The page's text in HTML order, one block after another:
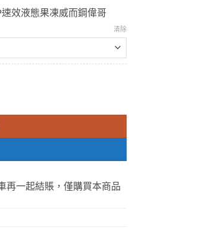
效液態果凍威而鋼偉哥
清除
再一起結賬，僅購買本商品